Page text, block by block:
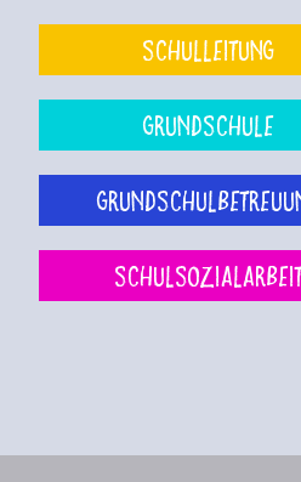
Schulleitung
Grundschule